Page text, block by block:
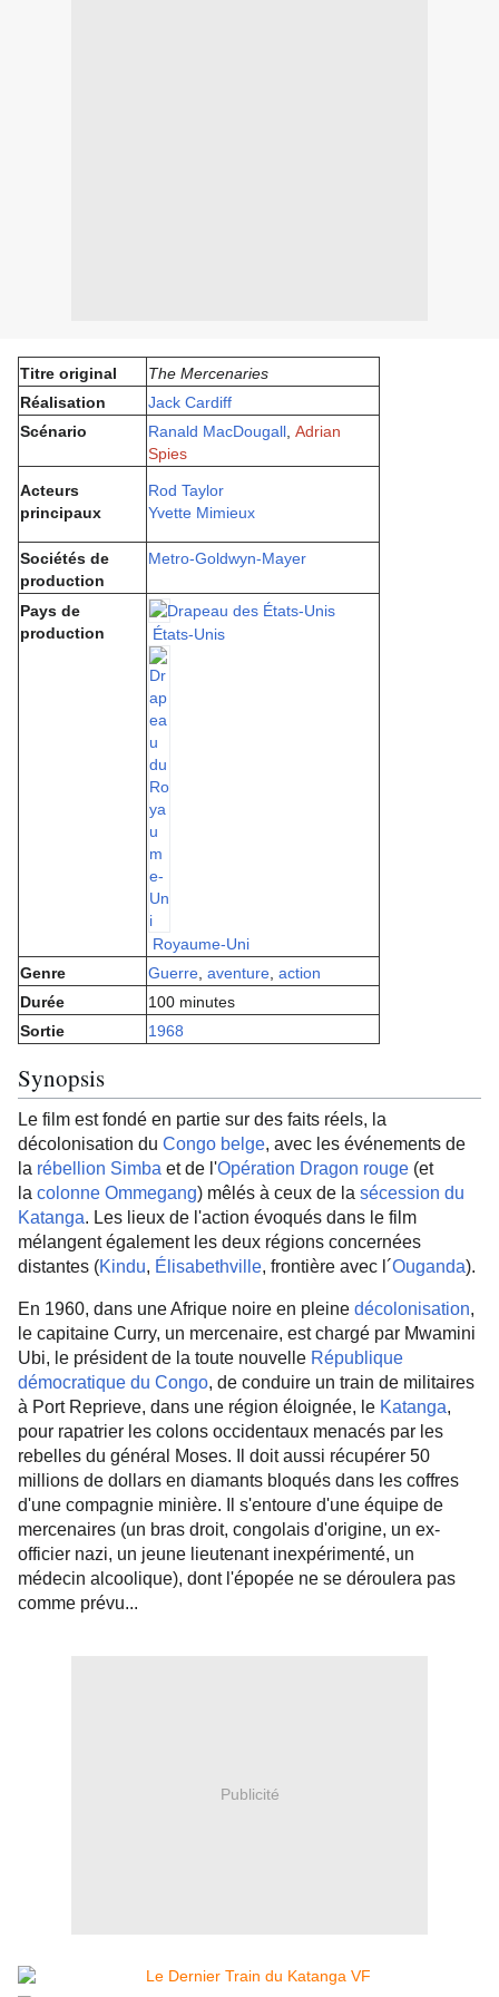
Titre original
The Mercenaries
Réalisation
Jack Cardiff
Scénario
Ranald MacDougall Adrian
Spies
Acteurs
principaux
Rod Taylor
Yvette Mimieux
Sociétés de
production
Metro-Goldwyn-Mayer
Pays de
production
États-Unis
Royaume-Uni
Genre
Guerre aventure action
Durée
100 minutes
Sortie
1968
Synopsis
Le film est fondé en partie sur des faits réels, la
décolonisation du Congo belge, avec les événements de
la rébellion Simba et de l'Opération Dragon rouge (et
la colonne Ommegang) mêlés à ceux de la sécession du
Katanga. Les lieux de l'action évoqués dans le film
mélangent également les deux régions concernées
distantes (Kindu, Élisabethville, frontière avec l´Ouganda).
En 1960, dans une Afrique noire en pleine décolonisation,
le capitaine Curry, un mercenaire, est chargé par Mwamini
Ubi, le président de la toute nouvelle République
démocratique du Congo, de conduire un train de militaires
à Port Reprieve, dans une région éloignée, le Katanga,
pour rapatrier les colons occidentaux menacés par les
rebelles du général Moses. Il doit aussi récupérer 50
millions de dollars en diamants bloqués dans les coffres
d'une compagnie minière. Il s'entoure d'une équipe de
mercenaires (un bras droit, congolais d'origine, un ex-
officier nazi, un jeune lieutenant inexpérimenté, un
médecin alcoolique), dont l'épopée ne se déroulera pas
comme prévu...
Publicité